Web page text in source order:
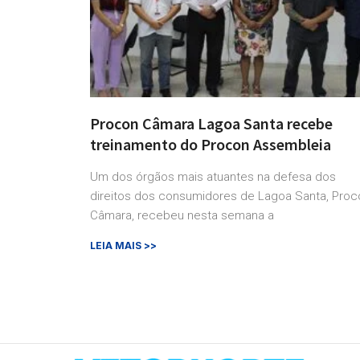
Procon Câmara Lagoa Santa recebe
treinamento do Procon Assembleia
Um dos órgãos mais atuantes na defesa dos
direitos dos consumidores de Lagoa Santa,
Câmara, recebeu nesta semana a
LEIA MAIS >>